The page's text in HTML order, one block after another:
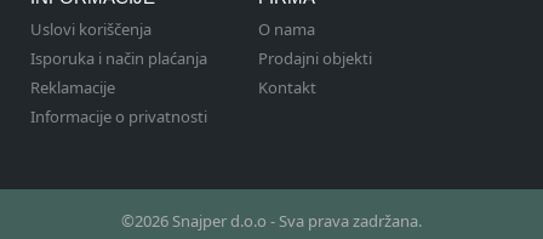
Uslovi koriščenja
Isporuka i način plaćanja
Reklamacije
Informacije o privatnosti
O nama
Prodajni objekti
Kontakt
©2026 Snajper d.o.o - Sva prava zadržana.